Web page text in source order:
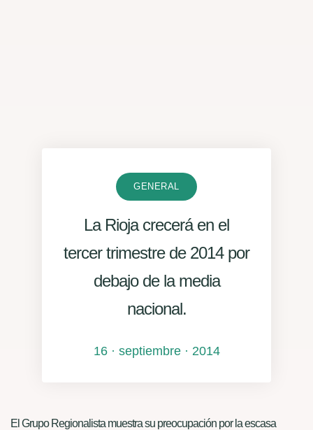
GENERAL
La Rioja crecerá en el
tercer trimestre de 2014 por
debajo de la media
nacional.
16 · septiembre · 2014
El Grupo Regionalista muestra su preocupación por la escasa